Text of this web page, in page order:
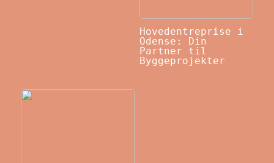
Hovedentreprise i
Odense: Din
Partner til
Byggeprojekter